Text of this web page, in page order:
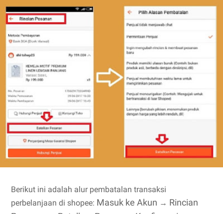
Berikut ini adalah alur pembatalan transaksi
perbelanjaan di shopee: Masuk ke Akun → Rincian